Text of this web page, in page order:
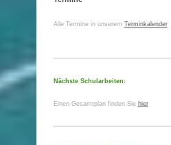
Alle Termine in unserem Terminkalender
Nächste Schularbeiten:
Einen Gesamtplan finden Sie hier